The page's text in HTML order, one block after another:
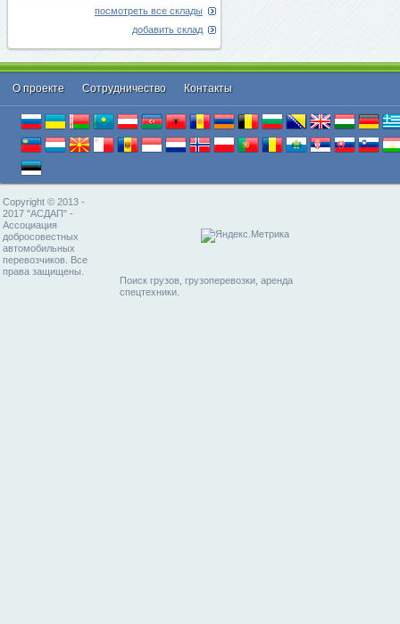
посмотреть все склады
добавить склад
О проекте Cотрудничество Контакты
Copyright © 2013 -
2017 "АСДАП" -
Ассоциация
добросовестных
автомобильных
перевозчиков. Все
права защищены.
Поиск грузов, грузоперевозки, аренда
спецтехники.